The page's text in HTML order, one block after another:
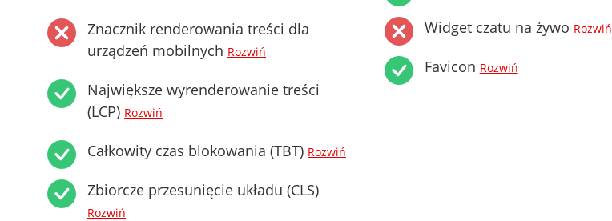
Znacznik renderowania treści dla
urządzeń mobilnych Rozwiń
Największe wyrenderowanie treści
(LCP) Rozwiń
Całkowity czas blokowania (TBT) Rozwiń
Zbiorcze przesunięcie układu (CLS)
Rozwiń
Widget czatu na żywo Rozwiń
Favicon Rozwiń